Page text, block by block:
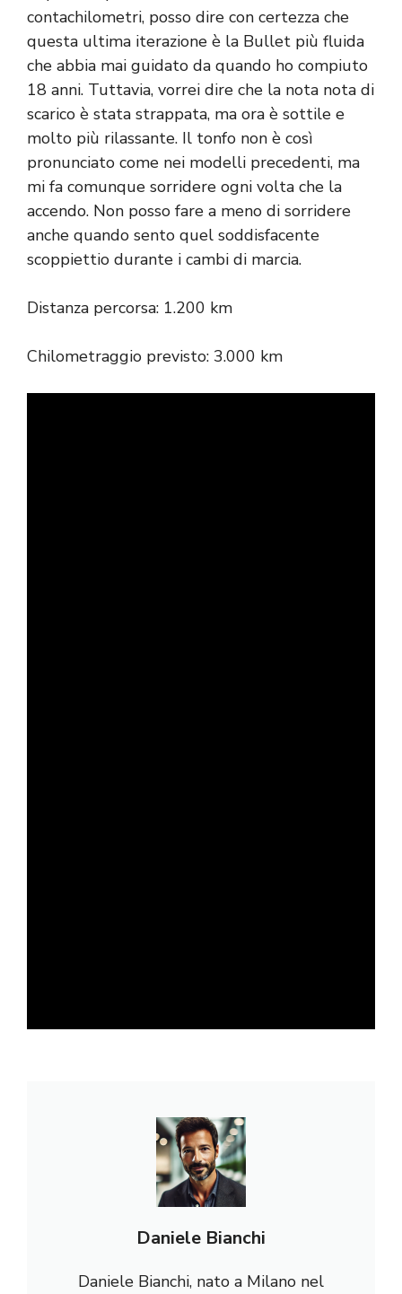
contachilometri, posso dire con certezza che
questa ultima iterazione è la Bullet più fluida
che abbia mai guidato da quando ho compiuto
18 anni. Tuttavia, vorrei dire che la nota nota di
scarico è stata strappata, ma ora è sottile e
molto più rilassante. Il tonfo non è così
pronunciato come nei modelli precedenti, ma
mi fa comunque sorridere ogni volta che la
accendo. Non posso fare a meno di sorridere
anche quando sento quel soddisfacente
scoppiettio durante i cambi di marcia.
Distanza percorsa: 1.200 km
Chilometraggio previsto: 3.000 km
Daniele Bianchi
Daniele Bianchi, nato a Milano nel